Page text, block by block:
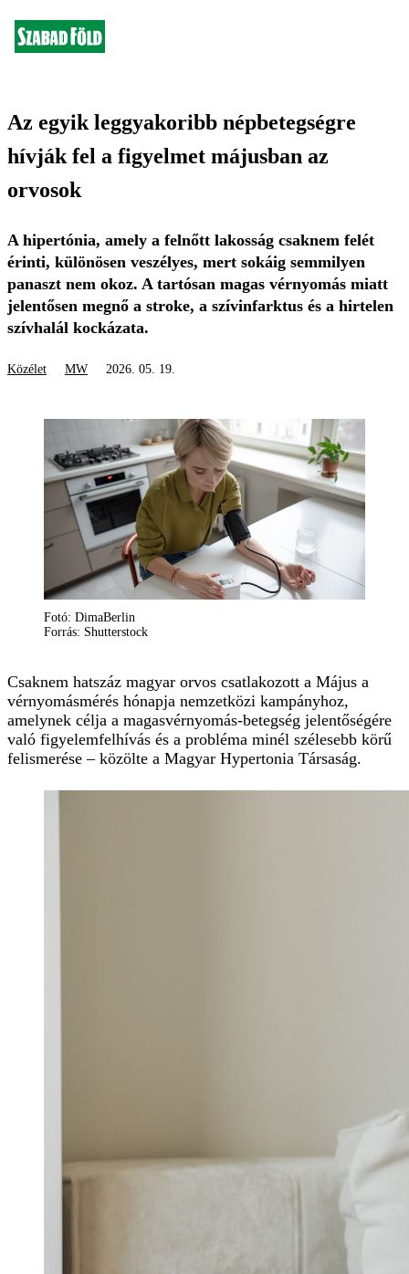
Az egyik leggyakoribb népbetegségre
hívják fel a figyelmet májusban az
orvosok
A hipertónia, amely a felnőtt lakosság csaknem felét
érinti, különösen veszélyes, mert sokáig semmilyen
panaszt nem okoz. A tartósan magas vérnyomás miatt
jelentősen megnő a stroke, a szívinfarktus és a hirtelen
szívhalál kockázata.
Közélet MW 2026. 05. 19.
Fotó: DimaBerlin
Forrás: Shutterstock
Csaknem hatszáz magyar orvos csatlakozott a Május a
vérnyomásmérés hónapja nemzetközi kampányhoz,
amelynek célja a magasvérnyomás-betegség jelentőségére
való figyelemfelhívás és a probléma minél szélesebb körű
felismerése – közölte a Magyar Hypertonia Társaság.